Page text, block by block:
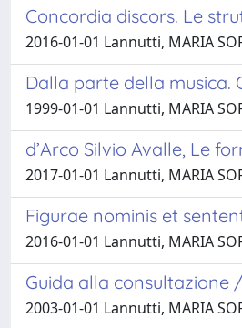
Concordia discors. Le
2016-01-01 Lannutti, MARIA
Dalla parte della musica.
1999-01-01 Lannutti, MARIA
d’Arco Silvio Avalle, Le
2017-01-01 Lannutti, MARIA
Figurae nominis et
2016-01-01 Lannutti, MARIA
Guida alla consultazione
2003-01-01 Lannutti, MARIA